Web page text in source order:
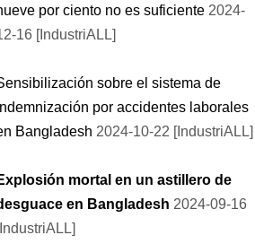
por ciento no es suficiente 2024-
16 [IndustriALL]
sobre el sistema de
por accidentes laborales
Bangladesh 2024-10-22 [IndustriALL]
mortal en un astillero de
en Bangladesh 2024-09-16